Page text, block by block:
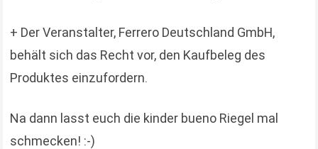
+ Der Veranstalter, Ferrero Deutschland GmbH,
behält sich das Recht vor, den Kaufbeleg des
Produktes einzufordern.
Na dann lasst euch die kinder bueno Riegel mal
schmecken! :-)